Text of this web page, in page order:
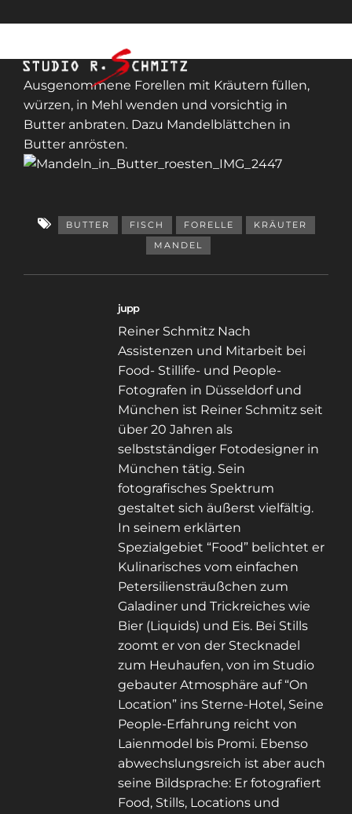
Ausgenommene Forellen mit Kräutern füllen,
würzen, in Mehl wenden und vorsichtig in
Butter anbraten. Dazu Mandelblättchen in
Butter anrösten.
BUTTER FISCH FORELLE
KRÄUTER
MANDEL
jupp
Reiner Schmitz Nach
Assistenzen und Mitarbeit bei
Food- Stillife- und People-
Fotografen in Düsseldorf und
München ist Reiner Schmitz seit
über 20 Jahren als
selbstständiger Fotodesigner in
München tätig. Sein
fotografisches Spektrum
gestaltet sich äußerst vielfältig.
In seinem erklärten
Spezialgebiet “Food” belichtet er
Kulinarisches vom einfachen
Petersiliensträußchen zum
Galadiner und Trickreiches wie
Bier (Liquids) und Eis. Bei Stills
zoomt er von der Stecknadel
zum Heuhaufen, von im Studio
gebauter Atmosphäre auf “On
Location” ins Sterne-Hotel, Seine
People-Erfahrung reicht von
Laienmodel bis Promi. Ebenso
abwechslungsreich ist aber auch
seine Bildsprache: Er fotografiert
Food, Stills, Locations und